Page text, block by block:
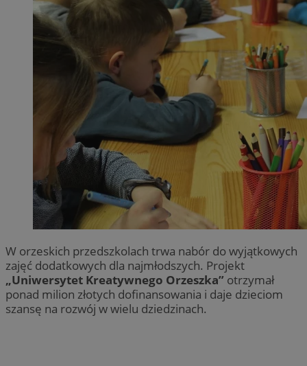
W orzeskich przedszkolach trwa nabór do wyjątkowych
zajęć dodatkowych dla najmłodszych. Projekt
„Uniwersytet Kreatywnego Orzeszka” otrzymał
ponad milion złotych dofinansowania i daje dzieciom
szansę na rozwój w wielu dziedzinach.